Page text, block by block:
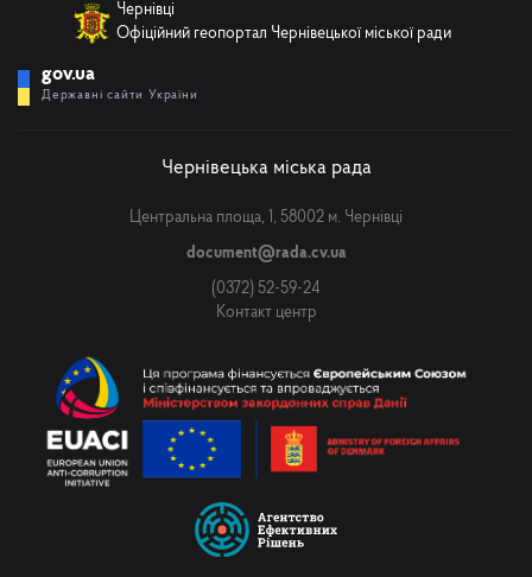
Чернівці
Офіційний геопортал Чернівецької міської ради
gov.ua
Державні сайти України
Чернівецька міська рада
Центральна площа, 1, 58002 м. Чернівці
document@rada.cv.ua
(0372) 52-59-24
Контакт центр